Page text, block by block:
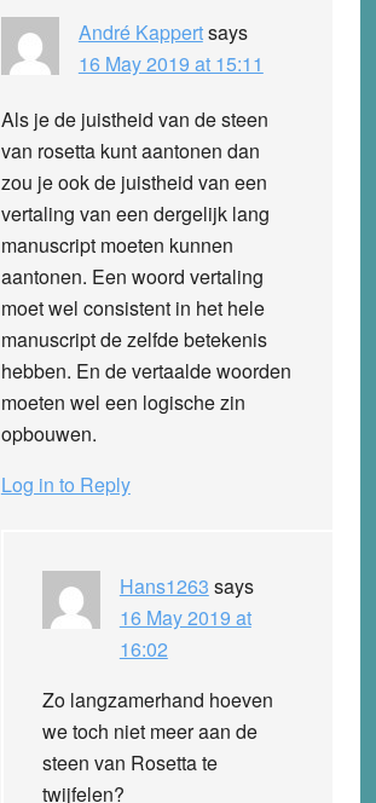
André Kappertsays
16 May 2019 at 15:11
Als je de juistheid van de steen
van rosetta kunt aantonen dan
zou je ook de juistheid van een
vertaling van een dergelijk lang
manuscript moeten kunnen
aantonen. Een woord vertaling
moet wel consistent in het hele
manuscript de zelfde betekenis
hebben. En de vertaalde woorden
moeten wel een logische zin
opbouwen.
Log in to Reply
Hans1263 says
16 May 2019 at
16:02
Zo langzamerhand hoeven
we toch niet meer aan de
steen van Rosetta te
twijfelen?